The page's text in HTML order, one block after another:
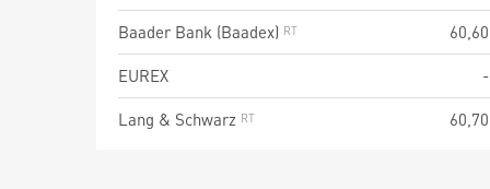
Baader Bank (Baadex)
60,60
EUREX
-
Lang & Schwarz
60,70